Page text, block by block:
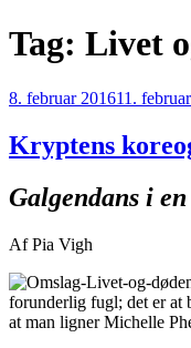
Videre
til
Tag: Livet
Udgivet
8. februar 201611.
Kryptens
Galgendans i
Af Pia Vigh
forunderlig fugl; det er at
at man ligner Michelle